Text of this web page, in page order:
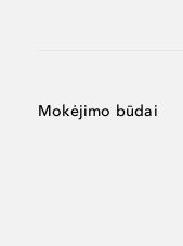
Mokėjimo būdai